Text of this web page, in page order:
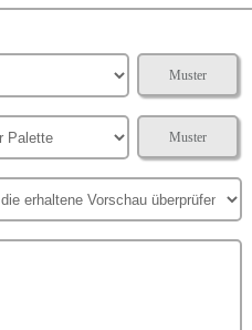
Muster
Muster